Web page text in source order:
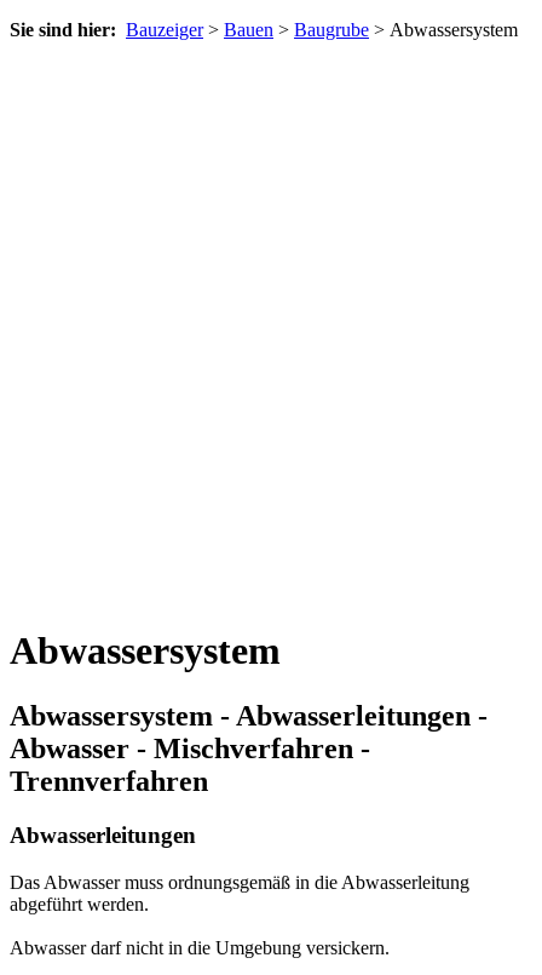
Sie sind hier: Bauzeiger> Bauen > Baugrube > Abwassersystem
Abwassersystem
Abwassersystem - Abwasserleitungen -
Abwasser - Mischverfahren -
Trennverfahren
Abwasserleitungen
Das Abwasser muss ordnungsgemäß in die Abwasserleitung
abgeführt werden.
Abwasser darf nicht in die Umgebung versickern.